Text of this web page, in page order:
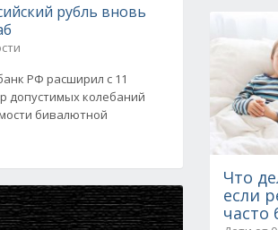
рубль вновь
РФ расширил с 11
допустимых колебаний
бивалютной
Что
если
часто